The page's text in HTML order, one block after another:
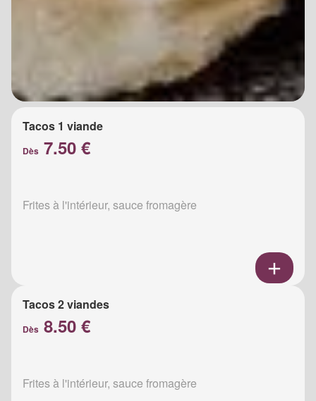
Tacos 1 viande
Dès 7.50 €
Frites à l'intérieur, sauce fromagère
Tacos 2 viandes
Dès 8.50 €
Frites à l'intérieur, sauce fromagère